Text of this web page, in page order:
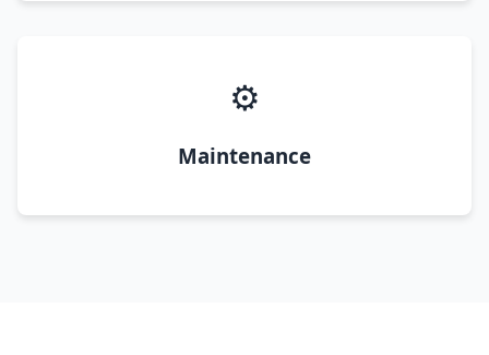
⚙️
Maintenance